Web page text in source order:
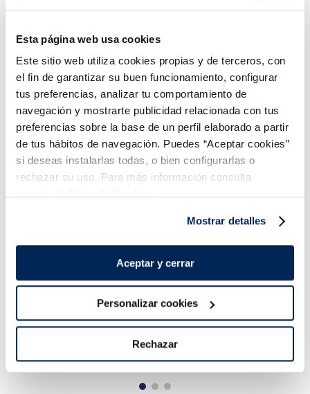
Esta página web usa cookies
Este sitio web utiliza cookies propias y de terceros, con
el fin de garantizar su buen funcionamiento, configurar
tus preferencias, analizar tu comportamiento de
navegación y mostrarte publicidad relacionada con tus
preferencias sobre la base de un perfil elaborado a partir
de tus hábitos de navegación. Puedes “Aceptar cookies”
si deseas instalarlas todas, o bien configurarlas o
rechazar su uso. Para más información consulta
Mostrar detalles
Aceptar y cerrar
Personalizar cookies
Rechazar
¡Combínalo y hazte un menú de 10!
noruego Premium
Sin piel
16,99 € Pack 4 x 125 g
Filetes de salmón
Premium
Sin espinas
13,99 € Pack 4u 400 g